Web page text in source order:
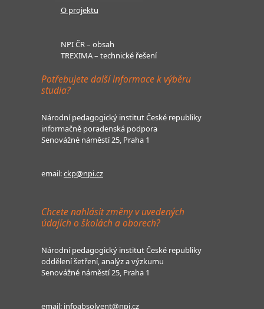
O projektu
NPI ČR – obsah
TREXIMA – technické řešení
Potřebujete další informace k výběru
studia?
Národní pedagogický institut České republiky
informačně poradenská podpora
Senovážné náměstí 25, Praha 1
email:ckp@npi.cz
Chcete nahlásit změny v uvedených
údajích o školách a oborech?
Národní pedagogický institut České republiky
oddělení šetření, analýz a výzkumu
Senovážné náměstí 25, Praha 1
email: infoabsolvent@npi.cz